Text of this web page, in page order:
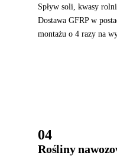
Spływ soli, kwasy
Dostawa GFRP w
montażu o 4 razy na
04
Rośliny